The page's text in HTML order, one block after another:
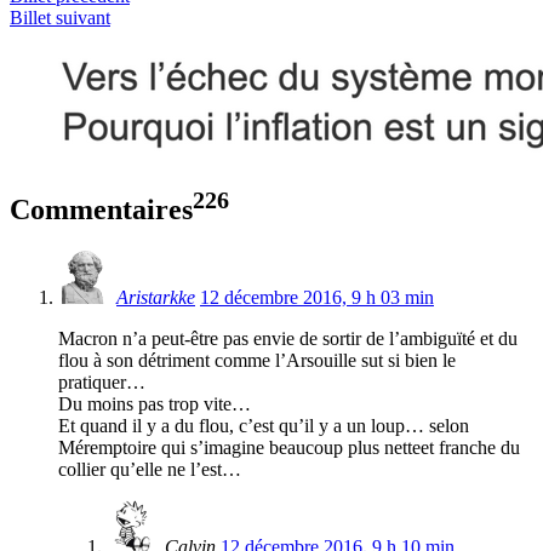
Billet suivant
Commentaires226
Aristarkke 12 décembre 2016, 9 h 03 min
Macron n’a peut-être pas envie de sortir de l’ambiguïté et du
flou à son détriment comme l’Arsouille sut si bien le
pratiquer…
Du moins pas trop vite…
Et quand il y a du flou, c’est qu’il y a un loup… selon
Méremptoire qui s’imagine beaucoup plus netteet franche du
collier qu’elle ne l’est…